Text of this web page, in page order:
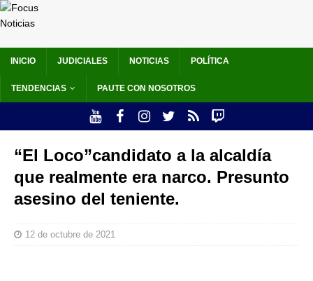
INICIO JUDICIALES NOTICIAS POLÍTICA
TENDENCIAS PAUTE CON NOSOTROS
“El Loco”candidato a la alcaldía
que realmente era narco. Presunto
asesino del teniente.
12 de octubre de 2021